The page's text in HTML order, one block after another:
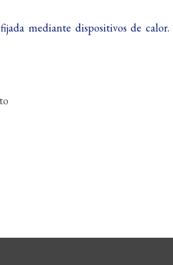
mediante dispositivos de